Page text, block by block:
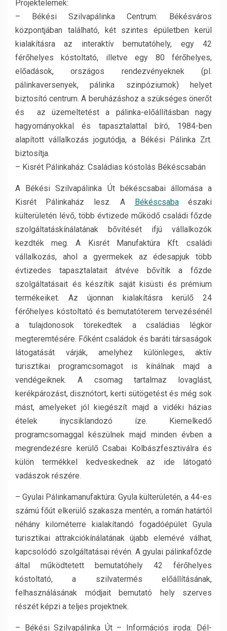
Projektelemek:
– Békési Szilvapálinka Centrum: Békésváros
központjában található, két szintes épületben kerül
kialakításra az interaktív bemutatóhely, egy 42
férőhelyes kóstoltató, illetve egy 80 férőhelyes,
előadások, országos rendezvényeknek (pl.
pálinkaversenyek, pálinka szinpóziumok) helyet
biztosító centrum. A beruházáshoz a szükséges önerőt
és az üzemeltetést a pálinka-előállításban nagy
hagyományokkal és tapasztalattal bíró, 1984-ben
alapított vállalkozás jogutódja, a Békési Pálinka Zrt.
biztosítja.
– Kisrét Pálinkaház: Családias kóstolás Békéscsabán
A Békési Szilvapálinka Út békéscsabai állomása a
Kisrét Pálinkaház lesz. A Békéscsabaészaki
külterületén lévő, több évtizede működő családi főzde
szolgáltatáskínálatának bővítését ifjú vállalkozók
kezdték meg. A Kisrét Manufaktúra Kft. családi
vállalkozás, ahol a gyermekek az édesapjuk több
évtizedes tapasztalatait átvéve bővítik a főzde
szolgáltatásait és készítik saját kisüsti és prémium
termékeiket. Az újonnan kialakításra kerülő 24
férőhelyes kóstoltató és bemutatóterem tervezésénél
a tulajdonosok törekedtek a családias légkör
megteremtésére. Főként családok és baráti társaságok
látogatását várják, amelyhez különleges, aktív
turisztikai programcsomagot is kínálnak majd a
vendégeiknek. A csomag tartalmaz lovaglást,
kerékpározást, disznótort, kerti sütögetést és még sok
mást, amelyeket jól kiegészít majd a vidéki házias
ételek ínycsiklandozó íze. Kiemelkedő
programcsomaggal készülnek majd minden évben a
megrendezésre kerülő Csabai Kolbászfesztiválra és
külön termékkel kedveskednek az ide látogató
vadászok részére.
– Gyulai Pálinkamanufaktúra: Gyula külterületén, a 44-es
számú főút elkerülő szakasza mentén, a román határtól
néhány kilométerre kialakítandó fogadóépület Gyula
turisztikai attrakciókínálatának újabb elemévé válhat,
kapcsolódó szolgáltatásai révén. A gyulai pálinkafőzde
által működtetett bemutatóhely 42 férőhelyes
kóstoltató, a szilvatermés előállításának,
felhasználásának módjait bemutató hely szerves
részét képzi a teljes projektnek.
– Békési Szilvapálinka Út – Információs iroda: Dél-